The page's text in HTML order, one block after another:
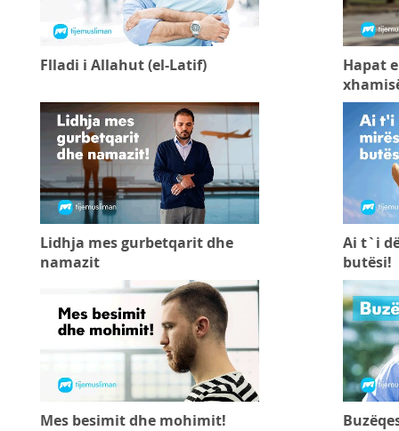
Flladi i Allahut (el-Latif)
Hapat
Lidhja mes gurbetqarit dhe
namazit
Ai t`i
butësi!
Mes besimit dhe mohimit!